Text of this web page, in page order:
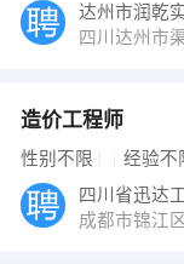
达州市润乾
四川达州市
造价工程师
性别不限 经验不
成都市锦江